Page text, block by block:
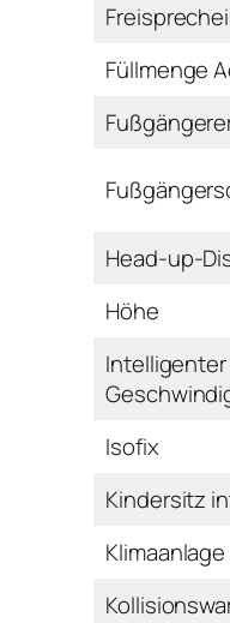
Füllmenge
Head-up-
Höhe
Intelligenter
Isofix
Kindersitz
Klimaanlage